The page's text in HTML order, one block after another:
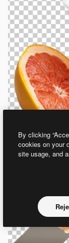
By clicking
cookies on your
site usage, and